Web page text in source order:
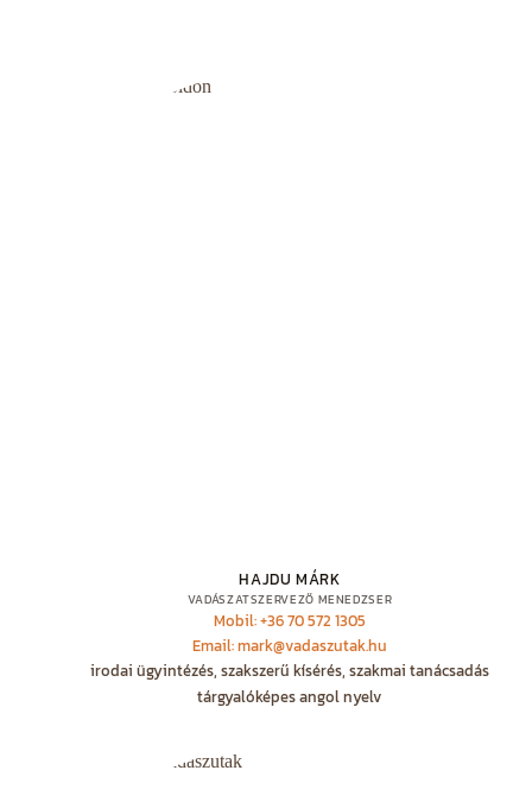
HAJDU MÁRK
VADÁSZATSZERVEZŐ MENEDZSER
Mobil: +36 70 572 1305
Email: mark@vadaszutak.hu
irodai ügyintézés, szakszerű kísérés, szakmai tanácsadás
tárgyalóképes angol nyelv